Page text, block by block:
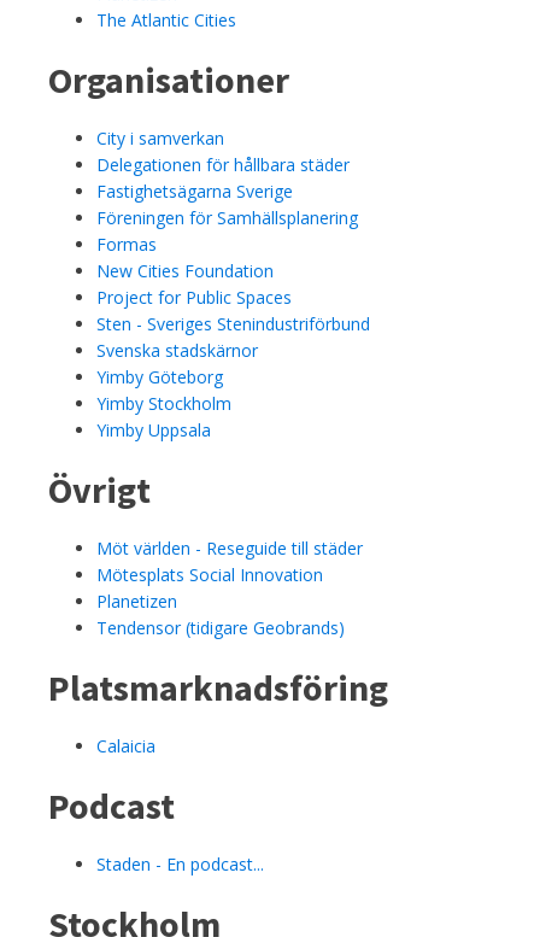
The Atlantic Cities
Organisationer
City i samverkan
Delegationen för hållbara städer
Fastighetsägarna Sverige
Föreningen för Samhällsplanering
Formas
New Cities Foundation
Project for Public Spaces
Sten - Sveriges Stenindustriförbund
Svenska stadskärnor
Yimby Göteborg
Yimby Stockholm
Yimby Uppsala
Övrigt
Möt världen - Reseguide till städer
Mötesplats Social Innovation
Planetizen
Tendensor (tidigare Geobrands)
Platsmarknadsföring
Calaicia
Podcast
Staden - En podcast...
Stockholm